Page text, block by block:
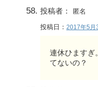
投稿者： 匿名
投稿日： 2017年5月
連休ひますぎ
てないの？